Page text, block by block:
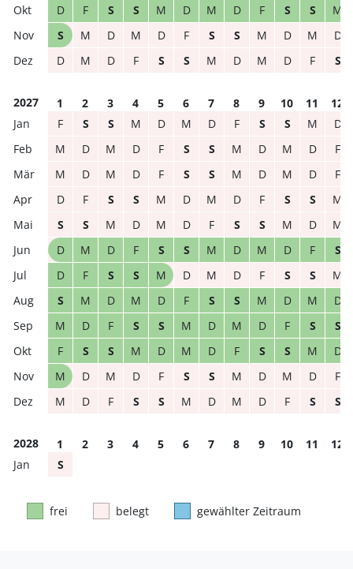
D F S S M D M D F S S
M
S
M D M D F S S M D M
D
D
M D F S S M D M D F S
2027 1 2 3 4 5 6 7 8 9 10 11
12
F
S S M D M D F S S M
D
M
D M D F S S M D M D
F
M
D M D F S S M D M D
F
D
F S S M D M D F S S
M
S
S M D M D F S S M D
M
D
M D F S S M D M D F
S
D
F S S M D M D F S S
M
S
M D M D F S S M D M
D
M
D F S S M D M D F S
S
F
S S M D M D F S S M
D
M
D M D F S S M D M D
F
M
D F S S M D M D F S S
2028 1 2 3 4 5 6 7 8 9 10 11
12
S
frei belegt gewählter Zeitraum